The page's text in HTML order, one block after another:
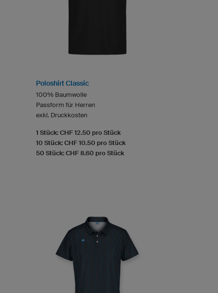
Poloshirt Classic
100% Baumwolle
Passform für Herren
exkl. Druckkosten
1 Stück: CHF 12.50 pro Stück
10 Stück: CHF 10.50 pro Stück
50 Stück: CHF 8.60 pro Stück